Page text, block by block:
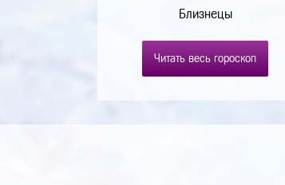
Близнецы
Читать весь гороскоп